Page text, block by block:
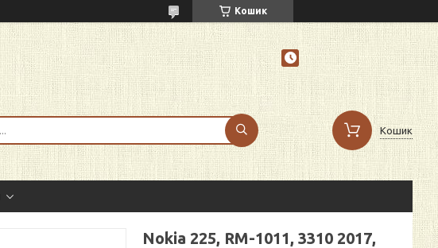
Кошик
Кошик
Nokia 225, RM-1011, 3310 2017,